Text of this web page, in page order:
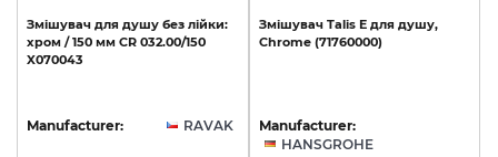
Змішувач для душу без лійки:
хром / 150 мм CR 032.00/150
X070043
Manufacturer: RAVAK
Змішувач Talis E для душу,
Chrome (71760000)
Manufacturer:
HANSGROHE